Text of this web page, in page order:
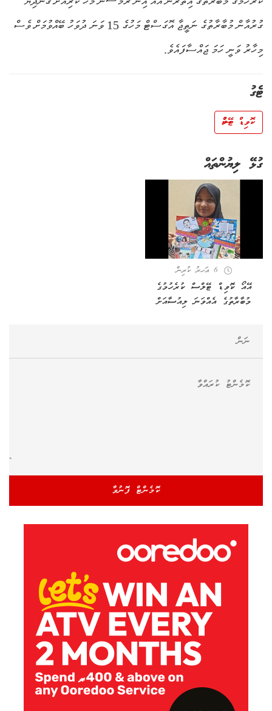
ގުރުއާން މުބާރާތުގެ ނަތީޖާ އޮގަސްޓް މަހުގެ 15 ވަނަ ދުވަހު ބޭއްވުމަށް ވެސް
މިހާރު ވަނީ ހަމަ ޖައްސާފައެވެ.
ޓެގު
ކޮވިޑް ޓޭލްސް
ގުޅޭ ލިޔުންތައް
6 އަހރު ކުރިން
އޭއޯ ކޮވިޑް ޓޭލްސް ކުރެހުމުގެ
މުބާރާތުގެ އެއްވަނަ ލިއުސާއަށް